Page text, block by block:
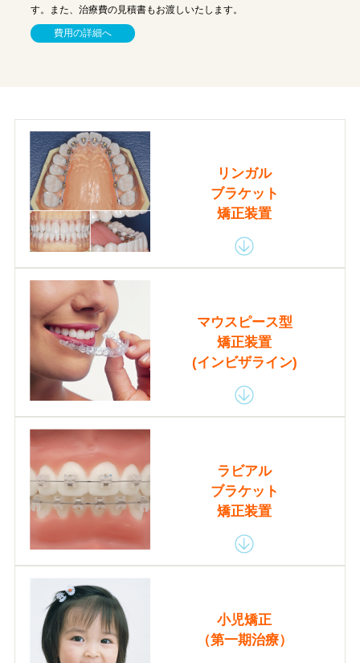
す。また、治療費の見積書もお渡しいたします。
費用の詳細へ
リンガル
ブラケット
矯正装置
マウスピース型
矯正装置
(インビザライン)
ラビアル
ブラケット
矯正装置
小児矯正
（第一期治療）